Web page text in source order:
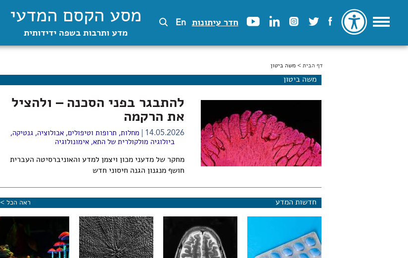
חדר עיתונות En מסע הקסם המדעי
מדע ותרבות בשפה ידידותית
הינך נמצא כאן
דף הבית > משה ביטון
משה ביטון
להתבגר בפני הסכנה – ולהציל
את הרקמה
14.05.2026 מחלות, תרופות וטיפולים,אבולוציה,גנטיקה,
ביולוגיה מולקולרית של התא,אימונולוגיה
מחקר של מדעני מכון ויצמן למדע והאוניברסיטה העברית
חושף מנגנון הגנה חיסוני חדש
חדשות המדע ראה הכל >